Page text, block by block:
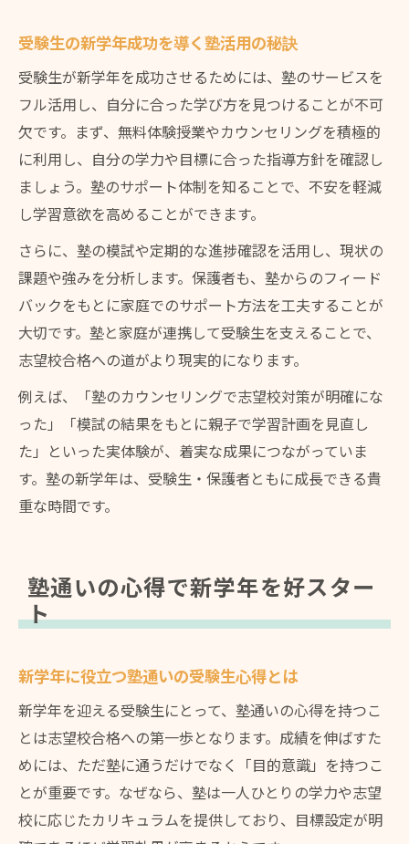
受験生の新学年成功を導く塾活用の秘訣
受験生が新学年を成功させるためには、塾のサービスを
フル活用し、自分に合った学び方を見つけることが不可
欠です。まず、無料体験授業やカウンセリングを積極的
に利用し、自分の学力や目標に合った指導方針を確認し
ましょう。塾のサポート体制を知ることで、不安を軽減
し学習意欲を高めることができます。
さらに、塾の模試や定期的な進捗確認を活用し、現状の
課題や強みを分析します。保護者も、塾からのフィード
バックをもとに家庭でのサポート方法を工夫することが
大切です。塾と家庭が連携して受験生を支えることで、
志望校合格への道がより現実的になります。
例えば、「塾のカウンセリングで志望校対策が明確にな
った」「模試の結果をもとに親子で学習計画を見直し
た」といった実体験が、着実な成果につながっていま
す。塾の新学年は、受験生・保護者ともに成長できる貴
重な時間です。
塾通いの心得で新学年を好スター
ト
新学年に役立つ塾通いの受験生心得とは
新学年を迎える受験生にとって、塾通いの心得を持つこ
とは志望校合格への第一歩となります。成績を伸ばすた
めには、ただ塾に通うだけでなく「目的意識」を持つこ
とが重要です。なぜなら、塾は一人ひとりの学力や志望
校に応じたカリキュラムを提供しており、目標設定が明